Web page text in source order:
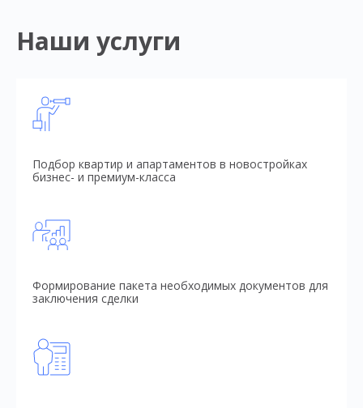
Наши услуги
Подбор квартир и апартаментов в новостройках
бизнес- и премиум-класса
Формирование пакета необходимых документов для
заключения сделки